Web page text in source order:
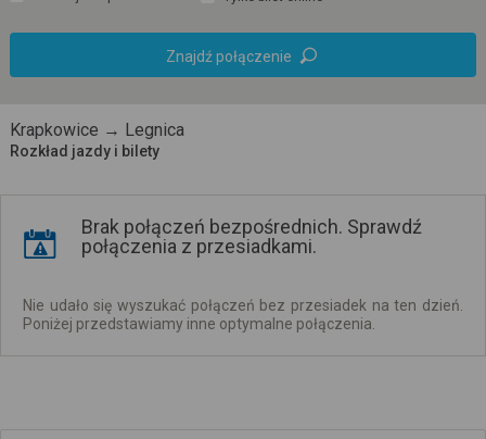
Znajdź połączenie
Krapkowice → Legnica
Rozkład jazdy i bilety
Brak połączeń bezpośrednich. Sprawdź
połączenia z przesiadkami.
Nie udało się wyszukać połączeń bez przesiadek na ten dzień.
Poniżej przedstawiamy inne optymalne połączenia.